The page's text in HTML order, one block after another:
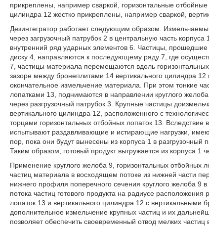
прикреплены, например сваркой, горизонтальные
цилиндра 12 жестко прикреплены, например сваркой,
Дезинтегратор работает следующим образом.
через загрузочный патрубок 2 в центральную часть
внутренний ряд ударных элементов 6. Частицы,
диску 4, направляются к последующему ряду 7, где
7, частицы материала перемещаются вдоль
зазоре между бронеплитами 14 вертикального цилиндра
окончательное измельчение материала. При этом тонкие
лопатками 13, поднимаются в направлении круглого
через разгрузочный патрубок 3. Крупные частицы
вертикального цилиндра 12, расположенного с
торцами горизонтальных отбойных лопаток 13. Вследствие
испытывают раздавливающие и истирающие нагрузки,
пор, пока они будут вынесены из корпуса 1 в разгрузочный
Таким образом, готовый продукт выгружается из корпуса 1
Применение круглого желоба 9, горизонтальных отбойных
частиц материала в восходящем потоке из нижней части
нижнего профиля поперечного сечения круглого желоба 9
потока частиц готового продукта на радиусе
лопаток 13 и вертикального цилиндра 12 с
дополнительное измельчение крупных частиц и их
позволяет обеспечить своевременный отвод мелких частиц